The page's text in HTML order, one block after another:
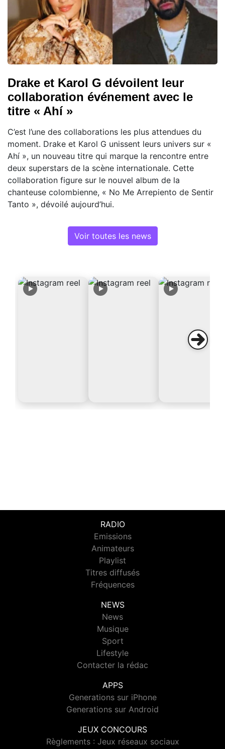
Drake et Karol G dévoilent leur
collaboration événement avec le
titre « Ahí »
C’est l’une des collaborations les plus attendues du
moment. Drake et Karol G unissent leurs univers sur «
Ahí », un nouveau titre qui marque la rencontre entre
deux superstars de la scène internationale. Cette
collaboration figure sur le nouvel album de la
chanteuse colombienne, « No Me Arrepiento de Sentir
Tanto », dévoilé aujourd’hui.
Voir toutes les news
RADIO
Emissions
Animateurs
Playlist
Titres diffusés
Fréquences
NEWS
News
Musique
Sport
Lifestyle
Contacter la rédac
APPS
Generations sur iPhone
Generations sur Android
JEUX CONCOURS
Règlements : Jeux réseaux sociaux